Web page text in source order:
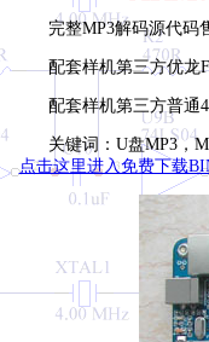
完整MP3解码源代码
配套样机第三方优龙
配套样机第三方普通
关键词：U盘MP3，
点击这里进入免费下载